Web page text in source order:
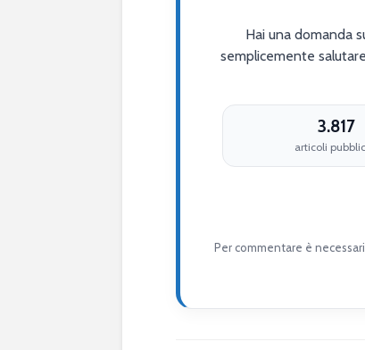
Hai una domanda
semplicemente
3.817
articoli
Per commentare è